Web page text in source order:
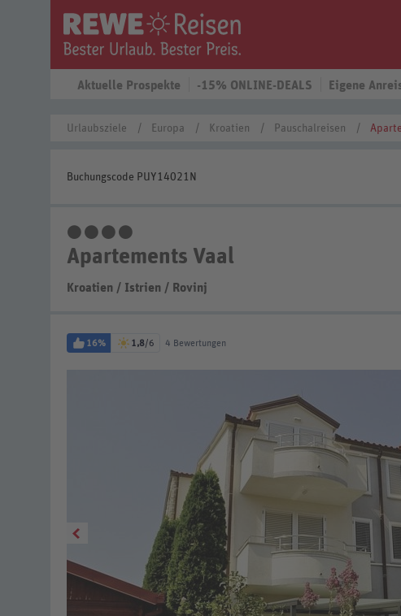
Aktuelle Prospekte -15% ONLINE-DEALS Eigene
Urlaubsziele Europa Kroatien Pauschalreisen
Buchungscode PUY14021N
Apartements Vaal
Kroatien / Istrien / Rovinj
16% 1,8/6 4 Bewertungen